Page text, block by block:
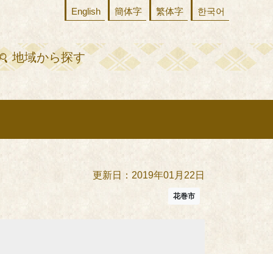
English 簡体字 繁体字 한국어
地域から探す
更新日：2019年01月22日
花巻市